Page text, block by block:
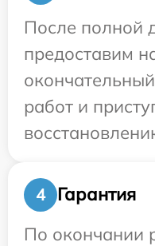
После полной
предоставим
работ и
4
Гарантия
По окончании